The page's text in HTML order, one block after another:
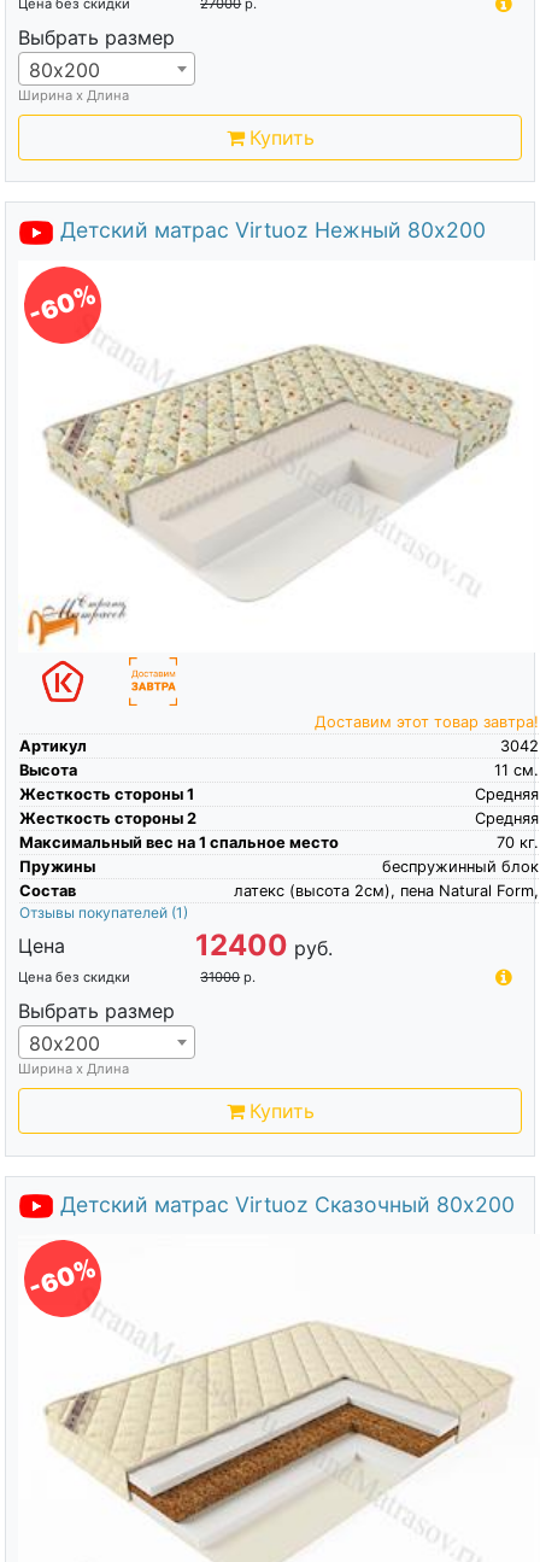
Выбрать размер
80х200
Ширина х Длина
Купить
Детский матрас Virtuoz Нежный 80х200
-60%
Доставим этот товар завтра!
Артикул
3042
Высота
см.
11
Жесткость стороны 1
Средняя
Жесткость стороны 2
Средняя
Максимальный вес на 1 спальное место
кг.
70
Пружины
беспружинный блок
Состав
латекс (высота 2см), пена Natural Form,
Отзывы покупателей (1)
Цена 12400 руб.
Цена без скидки 31000 р.
Выбрать размер
80х200
Ширина х Длина
Купить
Детский матрас Virtuoz Сказочный 80х200
-60%